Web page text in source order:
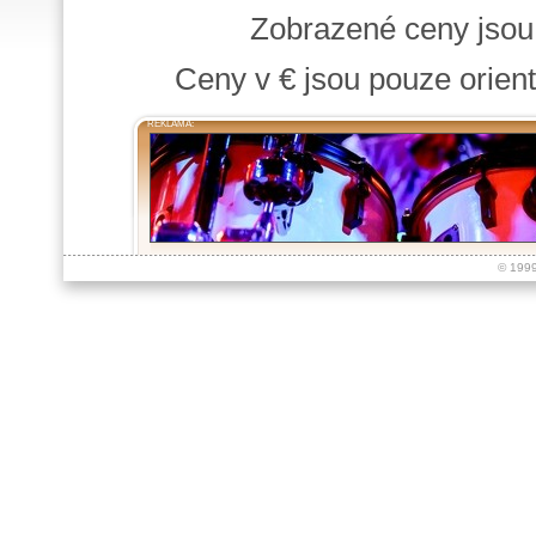
Zobrazené ceny
Ceny v € jsou pouze
REKLAMA:
©